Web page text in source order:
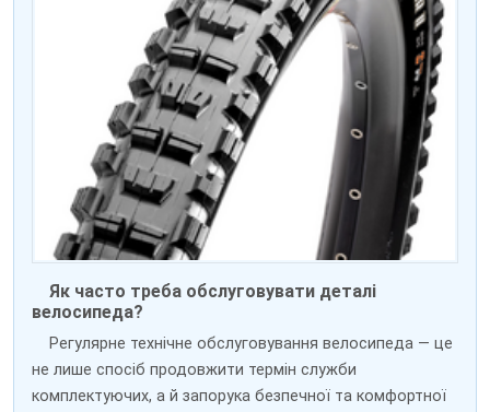
Як часто треба обслуговувати деталі
велосипеда?
Регулярне технічне обслуговування велосипеда — це
не лише спосіб продовжити термін служби
комплектуючих, а й запорука безпечної та комфортної